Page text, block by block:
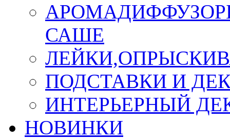
САШЕ
ПОДСТАВКИ И
ИНТЕРЬЕРНЫЙ
НОВИНКИ